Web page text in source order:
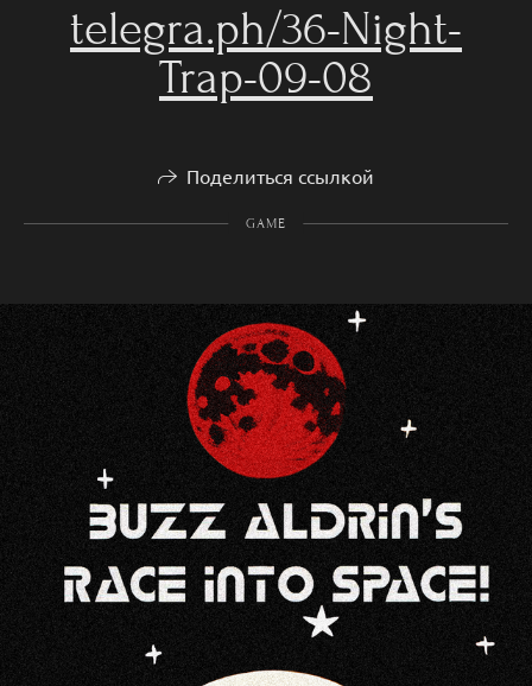
telegra.ph/36-Night-
Trap-09-08
Поделиться ссылкой
GAME